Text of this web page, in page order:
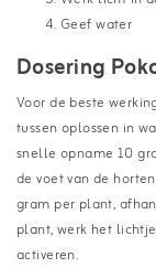
Geef water
Dosering
Voor de beste
tussen oplossen in
snelle opname 10
de voet van de
gram per plant,
plant, werk het
activeren.